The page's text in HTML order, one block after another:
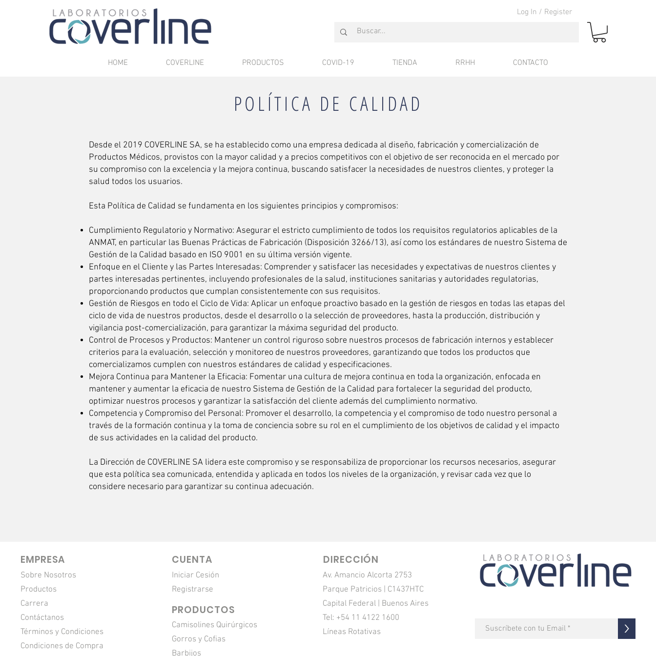
Log In / Register
HOME COVERLINE PRODUCTOS COVID-19 TIENDA RRHH CONTACTO
POLÍTICA DE CALIDAD
Desde el 2019 COVERLINE SA, se ha establecido como una empresa dedicada al diseño, fabricación y comercialización de
Productos Médicos, provistos con la mayor calidad y a precios competitivos con el objetivo de ser reconocida en el mercado por
su compromiso con la excelencia y la mejora continua, buscando satisfacer la necesidades de nuestros clientes, y proteger la
salud todos los usuarios.
Esta Política de Calidad se fundamenta en los siguientes principios y compromisos:
Cumplimiento Regulatorio y Normativo: Asegurar el estricto cumplimiento de todos los requisitos regulatorios aplicables de la
ANMAT, en particular las Buenas Prácticas de Fabricación (Disposición 3266/13), así como los estándares de nuestro Sistema de
Gestión de la Calidad basado en ISO 9001 en su última versión vigente.
Enfoque en el Cliente y las Partes Interesadas: Comprender y satisfacer las necesidades y expectativas de nuestros clientes y
partes interesadas pertinentes, incluyendo profesionales de la salud, instituciones sanitarias y autoridades regulatorias,
proporcionando productos que cumplan consistentemente con sus requisitos.
Gestión de Riesgos en todo el Ciclo de Vida: Aplicar un enfoque proactivo basado en la gestión de riesgos en todas las etapas del
ciclo de vida de nuestros productos, desde el desarrollo o la selección de proveedores, hasta la producción, distribución y
vigilancia post-comercialización, para garantizar la máxima seguridad del producto.
Control de Procesos y Productos: Mantener un control riguroso sobre nuestros procesos de fabricación internos y establecer
criterios para la evaluación, selección y monitoreo de nuestros proveedores, garantizando que todos los productos que
comercializamos cumplen con nuestros estándares de calidad y especificaciones.
Mejora Continua para Mantener la Eficacia: Fomentar una cultura de mejora continua en toda la organización, enfocada en
mantener y aumentar la eficacia de nuestro Sistema de Gestión de la Calidad para fortalecer la seguridad del producto,
optimizar nuestros procesos y garantizar la satisfacción del cliente además del cumplimiento normativo.
Competencia y Compromiso del Personal: Promover el desarrollo, la competencia y el compromiso de todo nuestro personal a
través de la formación continua y la toma de conciencia sobre su rol en el cumplimiento de los objetivos de calidad y el impacto
de sus actividades en la calidad del producto.
La Dirección de COVERLINE SA lidera este compromiso y se responsabiliza de proporcionar los recursos necesarios, asegurar
que esta política sea comunicada, entendida y aplicada en todos los niveles de la organización, y revisar cada vez que lo
considere necesario para garantizar su continua adecuación.
EMPRESA
Sobre Nosotros
Productos
Carrera
Contáctanos
Términos y Condiciones
Condiciones de Compra
CUENTA
Iniciar Cesión
Registrarse
PRODUCTOS
Camisolines Quirúrgicos
Gorros y Cofias
Barbijos
DIRECCIÓN
Av. Amancio Alcorta 2753
Parque Patricios | C1437HTC
Capital Federal | Buenos Aires
Tel: +54 11 4122 1600
Líneas Rotativas
>